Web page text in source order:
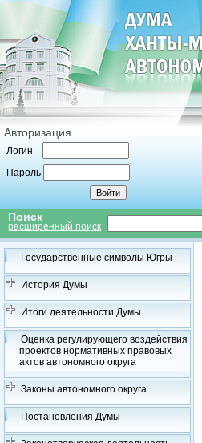
Авторизация
Логин
Пароль
Поиск
расширенный поиск
Государственные символы Югры
История Думы
Итоги деятельности Думы
Оценка регулирующего воздействия
проектов нормативных правовых
актов автономного округа
Законы автономного округа
Постановления Думы